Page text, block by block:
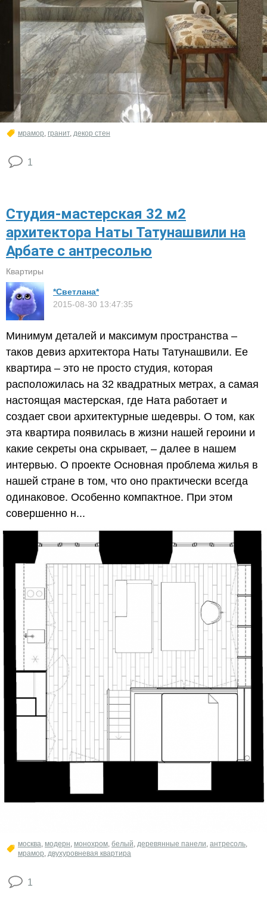
мрамор, гранит, декор стен
1
Студия-мастерская 32 м2
архитектора Наты Татунашвили на
Арбате с антресолью
Квартиры
*Светлана*
2015-08-30 13:47:35
Минимум деталей и максимум пространства –
таков девиз архитектора Наты Татунашвили. Ее
квартира – это не просто студия, которая
расположилась на 32 квадратных метрах, а самая
настоящая мастерская, где Ната работает и
создает свои архитектурные шедевры. О том, как
эта квартира появилась в жизни нашей героини и
какие секреты она скрывает, – далее в нашем
интервью. О проекте Основная проблема жилья в
нашей стране в том, что оно практически всегда
одинаковое. Особенно компактное. При этом
совершенно н...
москва, модерн, монохром, белый, деревянные панели, антресоль,
мрамор, двухуровневая квартира
1